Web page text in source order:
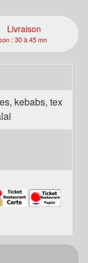
Livraison
: 30 à 45 mn
kebabs, tex